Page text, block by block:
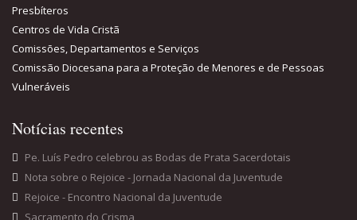
Presbíteros
Centros de Vida Cristã
Comissões, Departamentos e Serviços
Comissão Diocesana para a Proteção de Menores e de Pessoas
Vulneráveis
Notícias recentes
Pe. Luís Pedro celebrou as Bodas de Prata Sacerdotais
Nota sobre o Rejoice - Jornada Nacional da Juventude
Rejoice - Encontro Nacional da Juventude
Sacramento do Crisma